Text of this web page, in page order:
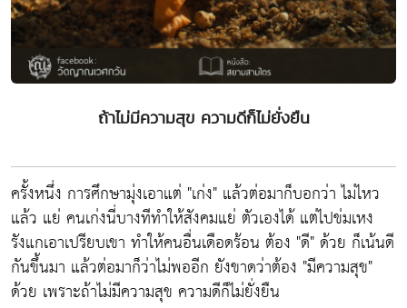
ถ้าไม่มีความสุข ความดีก็ไม่ยั่งยืน
ครั้งหนึ่ง การศึกษามุ่งเอาแต่ "เก่ง" แล้วต่อมาก็บอกว่า ไม่ไหว
แล้ว แย่ คนเก่งนี่บางทีทำให้สังคมแย่ ตัวเองได้ แต่ไปข่มเหง
รังแกเอาเปรียบเขา ทำให้คนอื่นเดือดร้อน ต้อง "ดี" ด้วย ก็เน้นดี
กันขึ้นมา แล้วต่อมาก็ว่าไม่พออีก ยังขาดว่าต้อง "มีความสุข"
ด้วย เพราะถ้าไม่มีความสุข ความดีก็ไม่ยั่งยืน